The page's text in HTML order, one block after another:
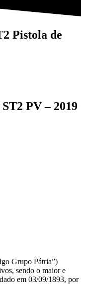
Pistola de
PV – 2019
Grupo Pátria”)
sendo o maior e
em 03/09/1893, por